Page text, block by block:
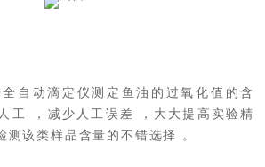
自动滴定仪测定鱼油的过氧化值的含
工，减少人工误差，大大提高实验精
测该类样品含量的不错选择。